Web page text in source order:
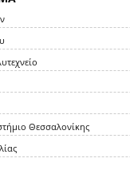
Θεσσαλονίκης